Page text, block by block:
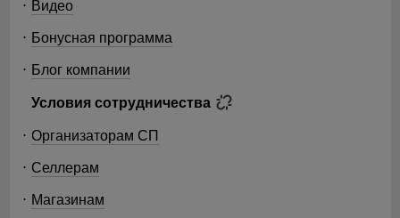
Видео
Бонусная программа
Блог компании
Условия сотрудничества
Организаторам СП
Селлерам
Магазинам